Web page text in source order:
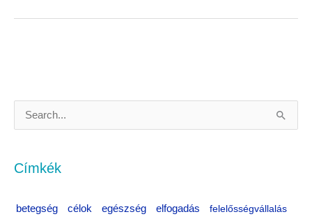
Címkék
betegség célok egészség elfogadás
felelősségvállalás